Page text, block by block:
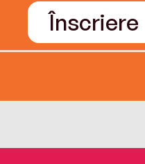
Înscriere